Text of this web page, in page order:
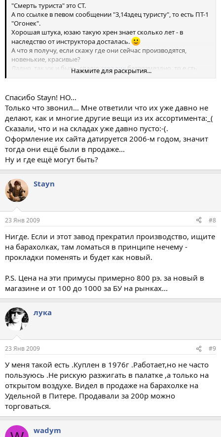
"Смерть туриста" это СТ.
А по ссылке в певом сообщении "3,14здец туристу", то есть ПТ-1
"Огонек".
Хорошая штука, юзаю такую хрен знает сколько лет - в
наследство от инструктора досталась.
А что я получу, если скажу где они сейчас производятся,
новенькие, красивые?
Ладно, так уж и быть, спалю заводикбезвозмездно, то е сть
даром. ))
ознакомиться.
Нажмите для раскрытия...
Спасибо Stayn! НО...
Только что звонил... Мне ответили что их уже давно не
делают, как и многие другие вещи из их ассортимента:_(
Сказали, что и на складах уже давно пусто:-(.
Оформление их сайта датируется 2006-м годом, значит
тогда они ещё были в продаже...
Ну и где ещё могут быть?
Stayn
23 Янв 2009 #8
Нигде. Если и этот завод прекратил производство, ищите
на барахолках, там ломаться в принципе нечему -
прокладки поменять и будет как новый.
P.S. Цена на эти примусы примерно 800 рэ. за новый в
магазине и от 100 до 1000 за БУ на рынках...
лука
23 Янв 2009 #9
У меня такой есть .Куплен в 1976г .Работает,но не часто
пользуюсь .Не рискую разжигать в палатке ,а только на
открытом воздухе. Видел в продаже на барахолке на
Удельной в Питере. Продавали за 200р можно
торговаться.
wadym